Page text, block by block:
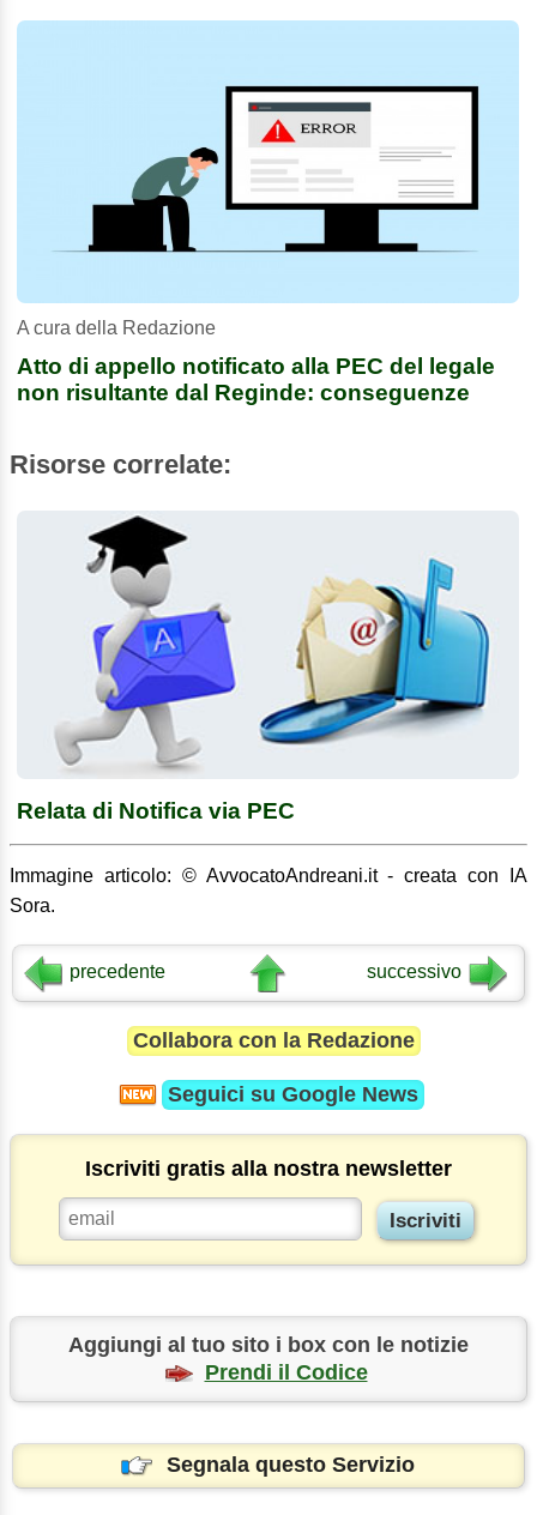
A cura della Redazione
Atto di appello notificato alla PEC del legale
non risultante dal Reginde: conseguenze
Risorse correlate:
Relata di Notifica via PEC
Immagine articolo: © AvvocatoAndreani.it - creata con IA
Sora.
precedente successivo
Collabora con la Redazione
Seguici su Google News
Iscriviti gratis alla nostra newsletter
Aggiungi al tuo sito i box con le notizie
Prendi il Codice
Segnala questo Servizio